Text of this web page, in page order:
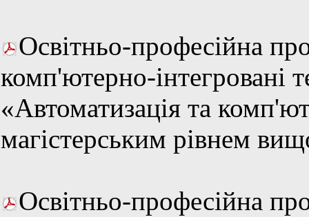
Освітньо-професійна
комп'ютерно-інтегровані
«Автоматизація та
магістерським рівнем
Освітньо-професійна